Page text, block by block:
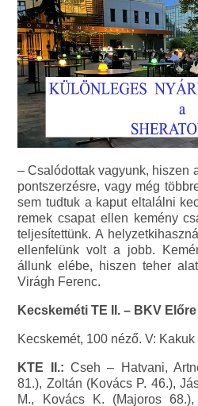
– Csalódottak vagyunk, hiszen
pontszerzésre, vagy még
sem tudtuk a kaput eltalálni
remek csapat ellen kemény
teljesítettünk. A
ellenfelünk volt a jobb.
állunk elébe, hiszen teher
Virágh Ferenc.
Kecskeméti TE II. – BKV Előre
Kecskemét, 100 néző. V:
KTE II.: Cseh – Hatvani,
81.), Zoltán (Kovács P. 46.),
M., Kovács K. (Majoros